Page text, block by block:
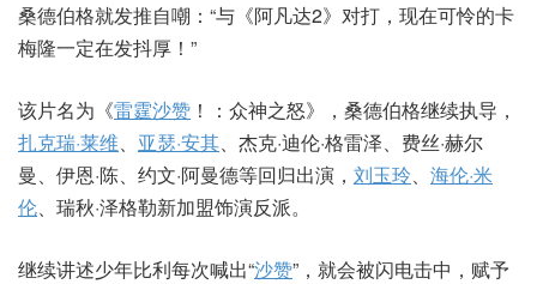
桑德伯格就发推自嘲：“与《阿凡达2》对打，现在可怜的卡
梅隆一定在发抖厚！”
该片名为《雷霆沙赞 ！：众神之怒》，桑德伯格继续执导，
扎克瑞·莱维、 亚瑟·安其、杰克·迪伦·格雷泽、费丝·赫尔
曼、伊恩·陈、约文·阿曼德等回归出演， 刘玉玲、 海伦·米
伦、瑞秋·泽格勒新加盟饰演反派。
继续讲述少年比利每次喊出“沙赞”，就会被闪电击中，赋予